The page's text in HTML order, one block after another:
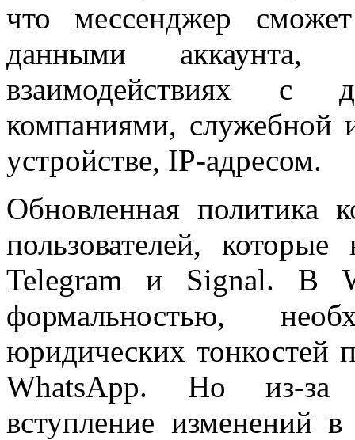
что мессенджер
данными аккаунта,
взаимодействиях с
компаниями, служебной
устройстве, IP-адресом.
Обновленная политика
пользователей,
Telegram и Signal. В
формальностью,
юридических тонкостей
WhatsApp. Но из-за
вступление изменений